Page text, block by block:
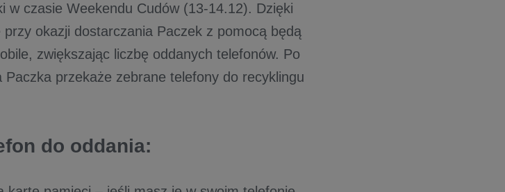
w czasie Weekendu Cudów (13-14.12). Dzięki
okazji dostarczania Paczek z pomocą będą
zwiększając liczbę oddanych telefonów. Po
przekaże zebrane telefony do recyklingu
do oddania: